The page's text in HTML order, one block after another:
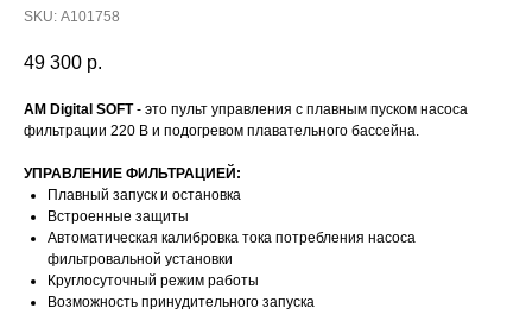
SKU: А101758
49 300 р.
AM Digital SOFT- это пульт управления с плавным пуском насоса
фильтрации 220 В и подогревом плавательного бассейна.
УПРАВЛЕНИЕ ФИЛЬТРАЦИЕЙ:
Плавный запуск и остановка
Встроенные защиты
Автоматическая калибровка тока потребления насоса
фильтровальной установки
Круглосуточный режим работы
Возможность принудительного запуска